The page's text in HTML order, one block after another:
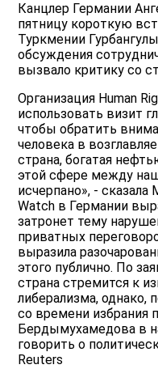
Канцлер Германии
пятницу короткую
Туркмении
обсуждения
вызвало критику со
Организация Human
использовать визит
чтобы обратить
человека в
страна, богатая
этой сфере между
исчерпано», - сказала
Watch в Германии
затронет тему
приватных
выразила
этого публично. По
страна стремится к
либерализма, однако,
со времени избрания
Бердымухамедова в
говорить о
Reuters